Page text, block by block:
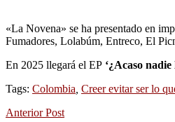
«La Novena» se ha presentado en
Fumadores, Lolabúm, Entreco, El
En 2025 llegará el EP ‘¿Acaso
Tags: Colombia, Creer evitar ser lo
Anterior Post